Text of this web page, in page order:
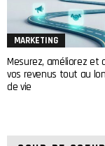
MARKETING
Mesurez, améliorez et
vos revenus tout au
de vie